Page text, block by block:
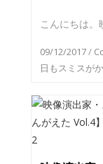
こんにちは。
09/12/2017/
日もスミスが